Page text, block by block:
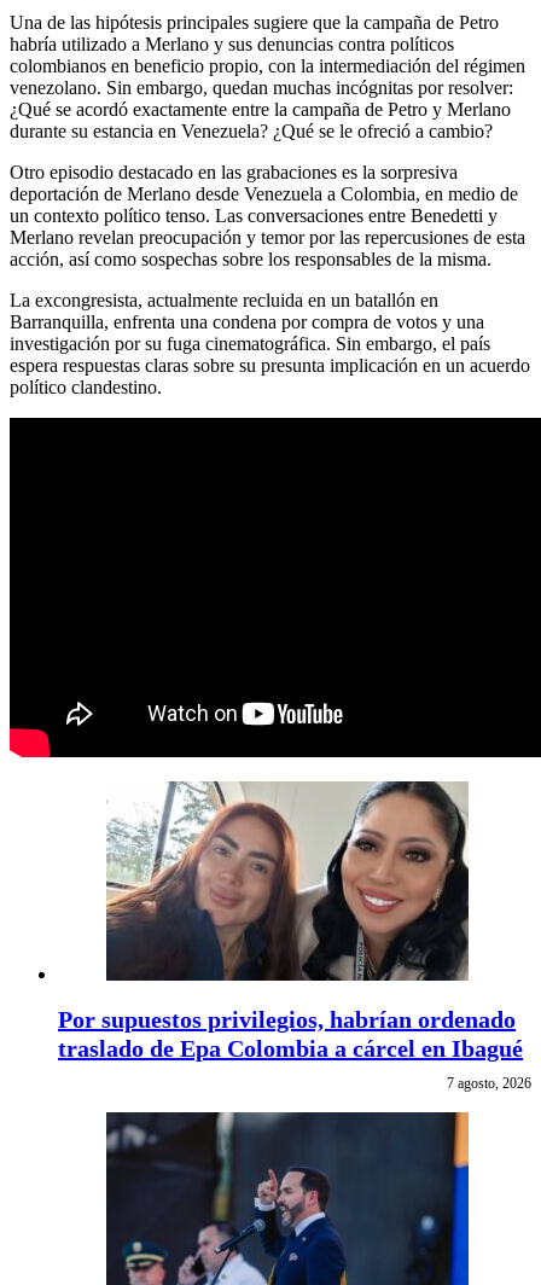
Una de las hipótesis principales sugiere que la campaña de Petro
habría utilizado a Merlano y sus denuncias contra políticos
colombianos en beneficio propio, con la intermediación del régimen
venezolano. Sin embargo, quedan muchas incógnitas por resolver:
¿Qué se acordó exactamente entre la campaña de Petro y Merlano
durante su estancia en Venezuela? ¿Qué se le ofreció a cambio?
Otro episodio destacado en las grabaciones es la sorpresiva
deportación de Merlano desde Venezuela a Colombia, en medio de
un contexto político tenso. Las conversaciones entre Benedetti y
Merlano revelan preocupación y temor por las repercusiones de esta
acción, así como sospechas sobre los responsables de la misma.
La excongresista, actualmente recluida en un batallón en
Barranquilla, enfrenta una condena por compra de votos y una
investigación por su fuga cinematográfica. Sin embargo, el país
espera respuestas claras sobre su presunta implicación en un acuerdo
político clandestino.
Por supuestos privilegios, habrían ordenado
traslado de Epa Colombia a cárcel en Ibagué
7 agosto, 2026